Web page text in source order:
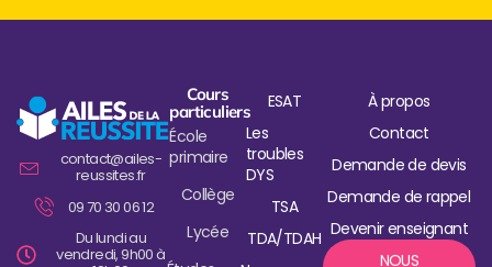
contact@ailes-
reussites.fr
09 70 30 06 12
Du lundi au
vendredi, 9h00 à
Cours
particuliers
École
primaire
Collège
Lycée
ESAT
Les
troubles
DYS
TSA
TDA/TDAH
À propos
Contact
Demande de devis
Demande de rappel
Devenir enseignant
NOUS